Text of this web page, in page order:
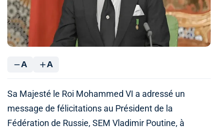
A A
Sa Majesté le Roi Mohammed VI a adressé un
message de félicitations au Président de la
Fédération de Russie, SEM Vladimir Poutine, à